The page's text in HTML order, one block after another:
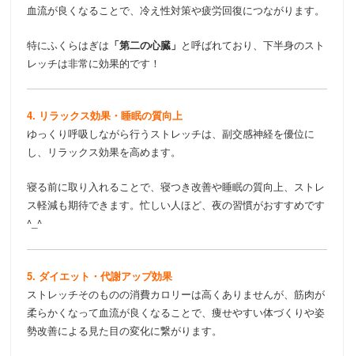
血流が良くなることで、冷え性対策や疲労回復につながります。
特にふくらはぎは 「第二の心臓」 と呼ばれており、下半身のスト
レッチは非常に効果的です！
4. リラックス効果・睡眠の質向上
ゆっくり呼吸しながら行うストレッチは、副交感神経を優位に
し、リラックス効果を高めます。
寝る前に取り入れることで、寝つき改善や睡眠の質向上、ストレ
ス軽減も期待できます。忙しい人ほど、夜の習慣がおすすめです
^_^
5. ダイエット・代謝アップ効果
ストレッチそのものの消費カロリーは高くありませんが、筋肉が
柔らかくなって血流が良くなることで、痩せやすい体づくりや姿
勢改善による見た目の変化に繋がります。